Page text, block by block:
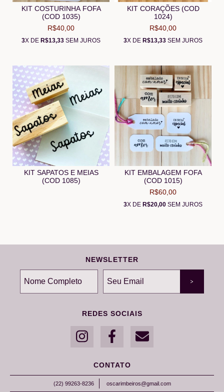
KIT COSTURINHA FOFA
(COD 1035)
R$40,00
3X DE R$13,33 SEM JUROS
KIT CORAÇÕES (COD
1024)
R$40,00
3X DE R$13,33 SEM JUROS
KIT SAPATOS E MEIAS
(COD 1085)
KIT EMBALAGEM FOFA
(COD 1015)
R$60,00
3X DE R$20,00 SEM JUROS
NEWSLETTER
REDES SOCIAIS
CONTATO
(22) 99263-8236 oscarimbeiros@gmail.com